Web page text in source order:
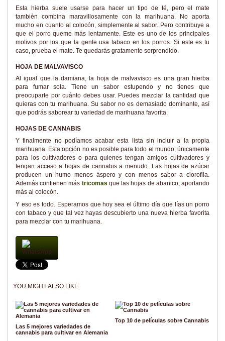
Esta hierba suele usarse para hacer un tipo de té, pero el mate
también combina maravillosamente con la marihuana. No aporta
mucho en cuanto al colocón, simplemente al sabor. Pero contribuye a
que el porro queme más lentamente. Este es uno de los principales
motivos por los que la gente usa tabaco en los porros. Si este es tu
caso, prueba el mate. Te quedarás gratamente sorprendido.
HOJA DE MALVAVISCO
Al igual que la damiana, la hoja de malvavisco es una gran hierba
para fumar sola. Tiene un sabor estupendo y no tienes que
preocuparte por cuánto debes usar. Puedes mezclar la cantidad que
quieras con tu marihuana. Su sabor no es demasiado dominante, así
que podrás saborear tu variedad de marihuana favorita.
HOJAS DE CANNABIS
Y finalmente no podíamos acabar esta lista sin incluir a la propia
marihuana. Esta opción no es posible para todo el mundo, únicamente
para los cultivadores o para quienes tengan amigos cultivadores y
tengan acceso a hojas de cannabis a menudo. Las hojas de azúcar
producen un humo menos áspero y con menos sabor a clorofila.
Además contienen más tricomas que las hojas de abanico, aportando
más al colocón.
Y eso es todo. Esperamos que hoy sea el último día que lías un porro
con tabaco y que tal vez hayas descubierto una nueva hierba favorita
para mezclar con tu marihuana.
WhatsApp
YOU MIGHT ALSO LIKE
Las 5 mejores variedades de
cannabis para cultivar en Alemania
Top 10 de películas sobre Cannabis